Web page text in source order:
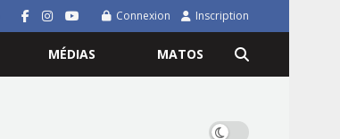
Connexion Inscription
MÉDIAS MATOS